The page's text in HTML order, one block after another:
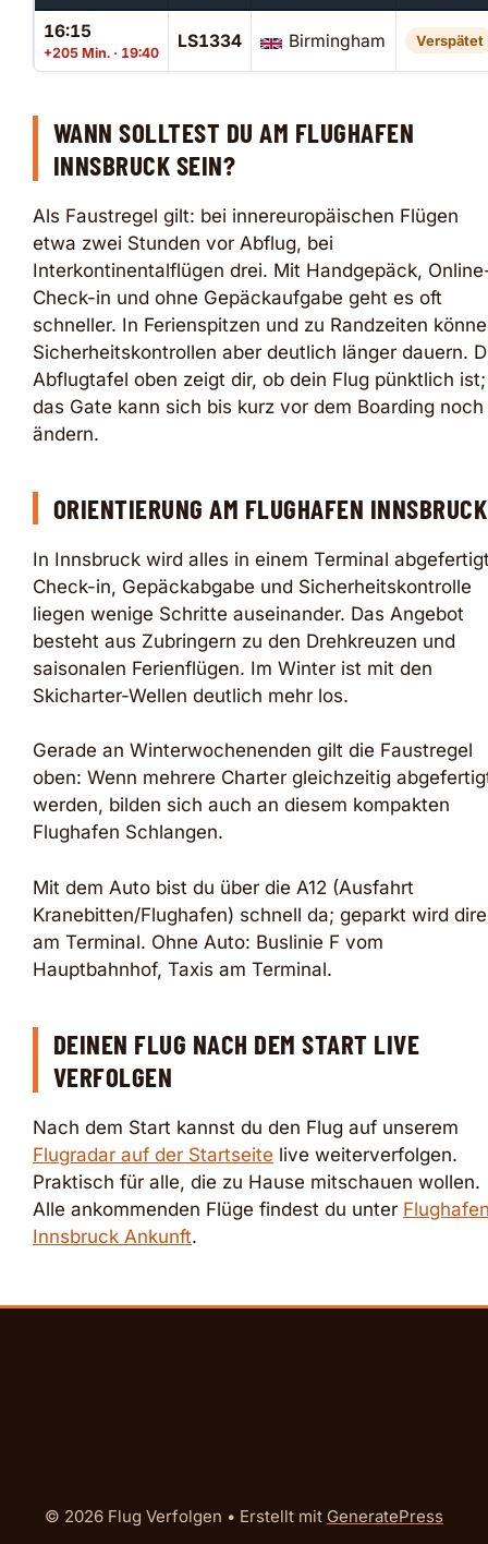
16:15
+205 Min. · 19:40
LS1334 Birmingham Verspätet
WANN SOLLTEST DU AM FLUGHAFEN
INNSBRUCK SEIN?
Als Faustregel gilt: bei innereuropäischen Flügen
etwa zwei Stunden vor Abflug, bei
Interkontinentalflügen drei. Mit Handgepäck,
Check-in und ohne Gepäckaufgabe geht es oft
schneller. In Ferienspitzen und zu Randzeiten
Sicherheitskontrollen aber deutlich länger dauern.
Abflugtafel oben zeigt dir, ob dein Flug pünktlich ist;
das Gate kann sich bis kurz vor dem Boarding noch
ändern.
ORIENTIERUNG AM FLUGHAFEN INNSBRUCK
In Innsbruck wird alles in einem Terminal
Check-in, Gepäckabgabe und Sicherheitskontrolle
liegen wenige Schritte auseinander. Das Angebot
besteht aus Zubringern zu den Drehkreuzen und
saisonalen Ferienflügen. Im Winter ist mit den
Skicharter-Wellen deutlich mehr los.
Gerade an Winterwochenenden gilt die Faustregel
oben: Wenn mehrere Charter gleichzeitig
werden, bilden sich auch an diesem kompakten
Flughafen Schlangen.
Mit dem Auto bist du über die A12 (Ausfahrt
Kranebitten/Flughafen) schnell da; geparkt wird
am Terminal. Ohne Auto: Buslinie F vom
Hauptbahnhof, Taxis am Terminal.
DEINEN FLUG NACH DEM START LIVE
VERFOLGEN
Nach dem Start kannst du den Flug auf unserem
Flugradar auf der Startseite live weiterverfolgen.
Praktisch für alle, die zu Hause mitschauen wollen.
Alle ankommenden Flüge findest du unter
Innsbruck Ankunft.
© 2026 Flug Verfolgen • Erstellt mit GeneratePress